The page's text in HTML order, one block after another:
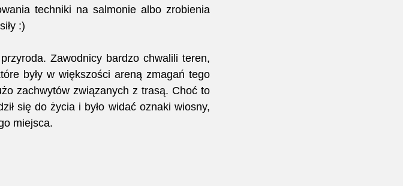
techniki na salmonie albo zrobienia
:)
Zawodnicy bardzo chwalili teren,
były w większości areną zmagań tego
zachwytów związanych z trasą. Choć to
się do życia i było widać oznaki wiosny,
miejsca.